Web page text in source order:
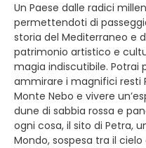
Un Paese dalle radici
permettendoti di
storia del Mediterraneo e
patrimonio artistico e
magia indiscutibile. Potrai
ammirare i magnifici resti
Monte Nebo e vivere
dune di sabbia rossa e
ogni cosa, il sito di Petra,
Mondo, sospesa tra il